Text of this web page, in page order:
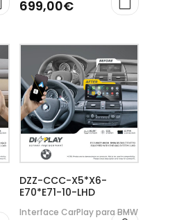
699,00€
DZZ-CCC-X5*X6-
E70*E71-10-LHD
Interface CarPlay para BMW